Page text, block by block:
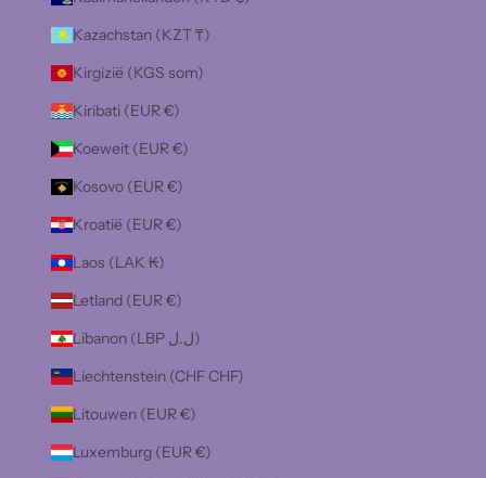
Kazachstan (KZT ₸)
Kirgizië (KGS som)
Kiribati (EUR €)
Koeweit (EUR €)
Kosovo (EUR €)
Kroatië (EUR €)
Laos (LAK ₭)
Letland (EUR €)
Libanon (LBP ل.ل)
Liechtenstein (CHF CHF)
Litouwen (EUR €)
Luxemburg (EUR €)